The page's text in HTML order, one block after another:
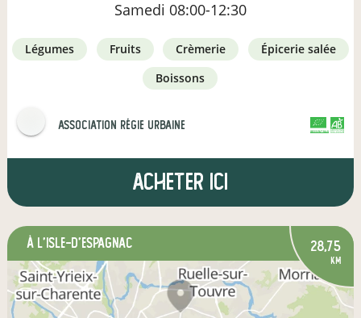
Samedi 08:00-12:30
légumes fruits crèmerie
épicerie salée
boissons
Association Régie Urbaine
Acheter ici
à L'Isle-d'Espagnac 28,75
km